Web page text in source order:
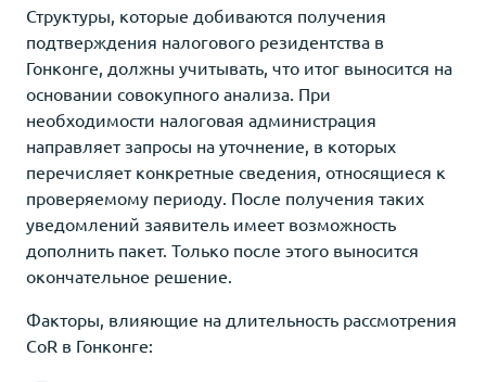
Структуры, которые добиваются получения
подтверждения налогового резидентства в
Гонконге, должны учитывать, что итог выносится на
основании совокупного анализа. При
необходимости налоговая администрация
направляет запросы на уточнение, в которых
перечисляет конкретные сведения, относящиеся к
проверяемому периоду. После получения таких
уведомлений заявитель имеет возможность
дополнить пакет. Только после этого выносится
окончательное решение.
Факторы, влияющие на длительность рассмотрения
CoR в Гонконге: